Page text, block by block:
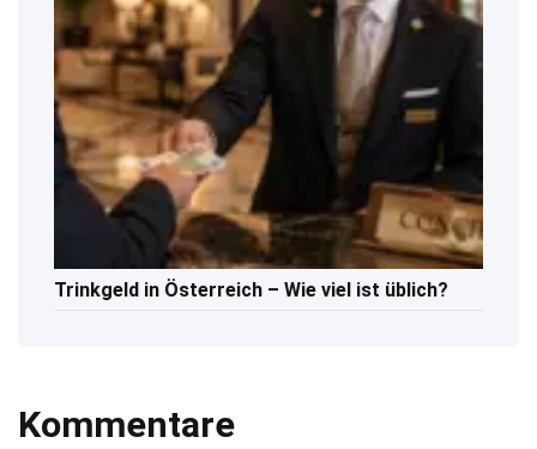
Trinkgeld in Österreich – Wie viel ist üblich?
Kommentare